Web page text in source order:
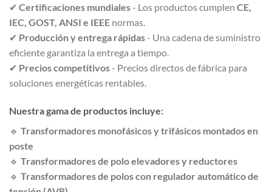
✔ Certificaciones mundiales- Los productos cumplen CE,
IEC, GOST, ANSI e IEEE normas.
✔ Producción y entrega rápidas- Una cadena de suministro
eficiente garantiza la entrega a tiempo.
✔ Precios competitivos- Precios directos de fábrica para
soluciones energéticas rentables.
Nuestra gama de productos incluye:
🔹 Transformadores monofásicos y trifásicos montados en
poste
🔹 Transformadores de polo elevadores y reductores
🔹 Transformadores de polos con regulador automático de